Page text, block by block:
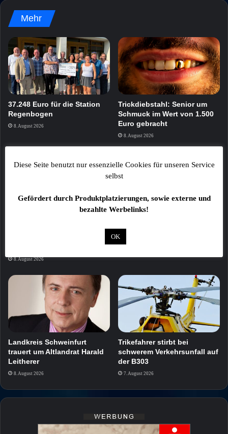
Mehr
37.248 Euro für die Station
Regenbogen
8. August 2026
Trickdiebstahl: Senior um
Schmuck im Wert von 1.500
Euro gebracht
8. August 2026
8. August 2026
Gartenhütten in
Kleingartenanlage
Landkreis Schweinfurt
trauert um Altlandrat Harald
Leitherer
8. August 2026
Trikefahrer stirbt bei
schwerem Verkehrsunfall auf
der B303
7. August 2026
Diese Seite benutzt nur essenzielle Cookies für unseren Service
selbst
Gefördert durch Produktplatzierungen, sowie externe und
bezahlte Werbelinks!
OK